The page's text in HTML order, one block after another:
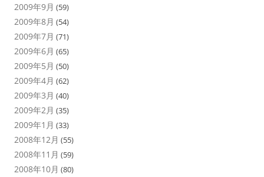
2009年9月 (59)
2009年8月 (54)
2009年7月 (71)
2009年6月 (65)
2009年5月 (50)
2009年4月 (62)
2009年3月 (40)
2009年2月 (35)
2009年1月 (33)
2008年12月 (55)
2008年11月 (59)
2008年10月 (80)